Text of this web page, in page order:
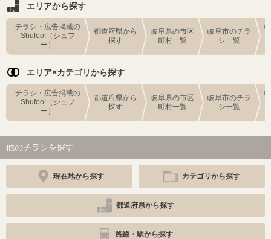
エリアから探す
チラシ・広告掲載の
Shufoo!（シュフ
ー）
都道府県から
探す
岐阜県の市区
町村一覧
岐阜市のチラ
シ一覧
エリア×カテゴリから探す
チラシ・広告掲載の
Shufoo!（シュフ
ー）
都道府県から
探す
岐阜県の市区
町村一覧
岐阜市のチラ
シ一覧
他のチラシを探す
現在地から探す カテゴリから探す
都道府県から探す
路線・駅から探す